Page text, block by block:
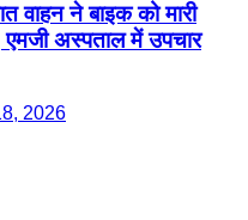
वाहन ने बाइक को मारी
अस्पताल में उपचार
2026